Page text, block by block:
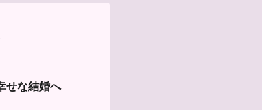
せな結婚へ